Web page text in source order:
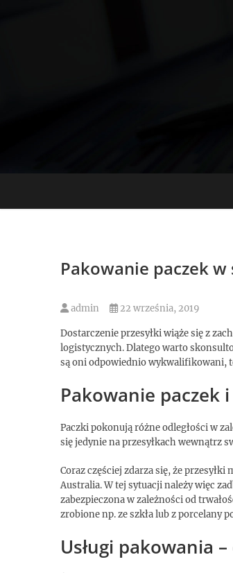
Pakowanie paczek
admin 22 września, 2019
Dostarczenie przesyłki wiąże się z
logistycznych. Dlatego warto
są oni odpowiednio wykwalifikowani,
Pakowanie paczek
Paczki pokonują różne odległości w
się jedynie na przesyłkach wewnątrz
Coraz częściej zdarza się, że
Australia. W tej sytuacji należy więc
zabezpieczona w zależności od
zrobione np. ze szkła lub z porcelany
Usługi pakowania